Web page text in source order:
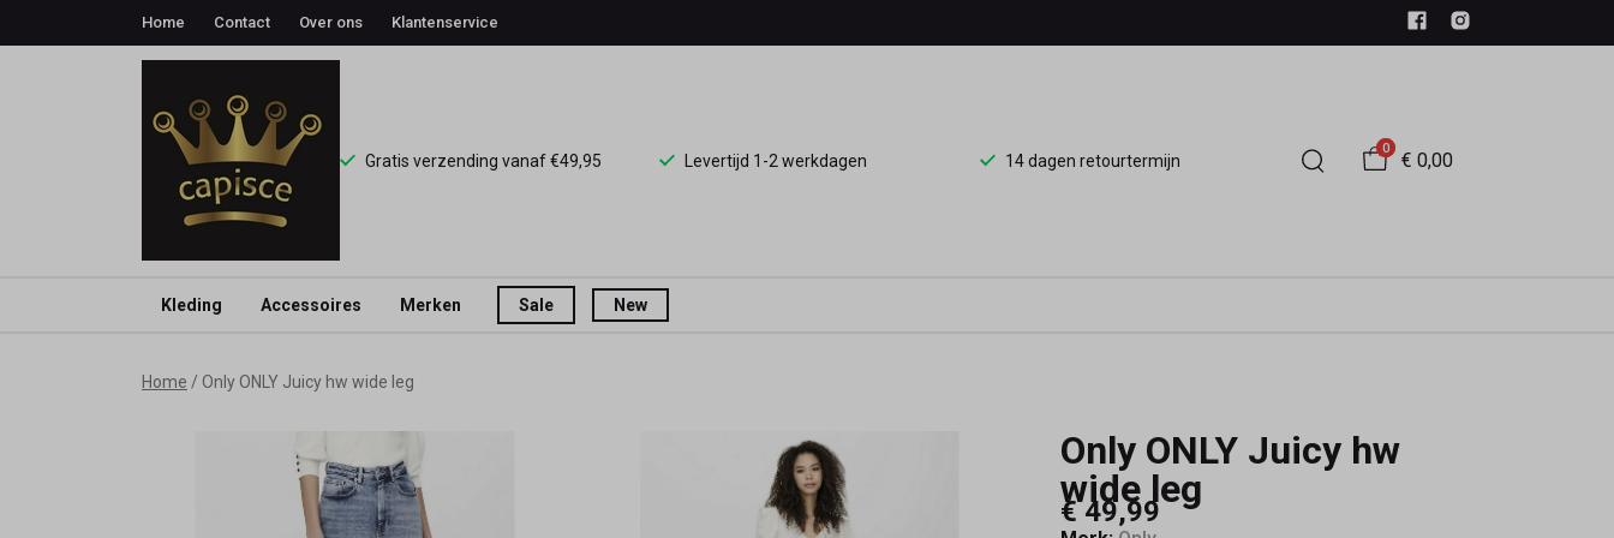
Home Contact Over ons Klantenservice
Gratis verzending vanaf €49,95 Levertijd 1-2 werkdagen 14 dagen retourtermijn
0
€ 0,00
Kleding Accessoires Merken Sale New
Home Only ONLY Juicy hw wide leg
Only ONLY Juicy hw
wide leg
€ 49,99